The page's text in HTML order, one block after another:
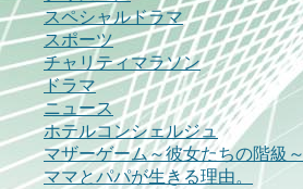
スペシャルドラマ
スポーツ
チャリティマラソン
ドラマ
ニュース
ホテルコンシェルジュ
マザーゲーム～彼女たちの階級～
ママとパパが生きる理由。